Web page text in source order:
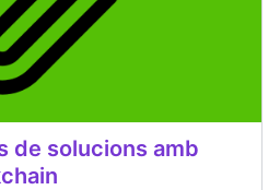
de solucions amb